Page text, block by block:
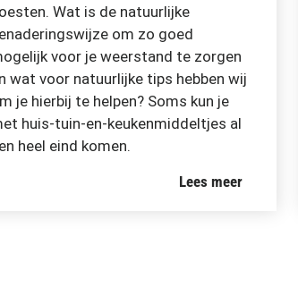
Wat is de natuurlijke
om zo goed
voor je weerstand te zorgen
wat voor natuurlijke tips hebben wij
je hierbij te helpen? Soms kun je
huis-tuin-en-keukenmiddeltjes al
heel eind komen.
Lees meer